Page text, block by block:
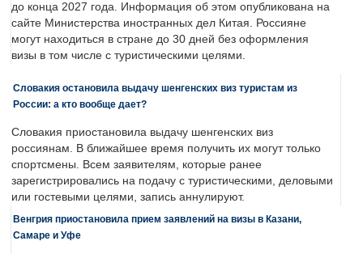
до конца 2027 года. Информация об этом опубликована на
сайте Министерства иностранных дел Китая. Россияне
могут находиться в стране до 30 дней без оформления
визы в том числе с туристическими целями.
Словакия остановила выдачу шенгенских виз туристам из
России: а кто вообще дает?
Словакия приостановила выдачу шенгенских виз
россиянам. В ближайшее время получить их могут только
спортсмены. Всем заявителям, которые ранее
зарегистрировались на подачу с туристическими, деловыми
или гостевыми целями, запись аннулируют.
Венгрия приостановила прием заявлений на визы в Казани,
Самаре и Уфе